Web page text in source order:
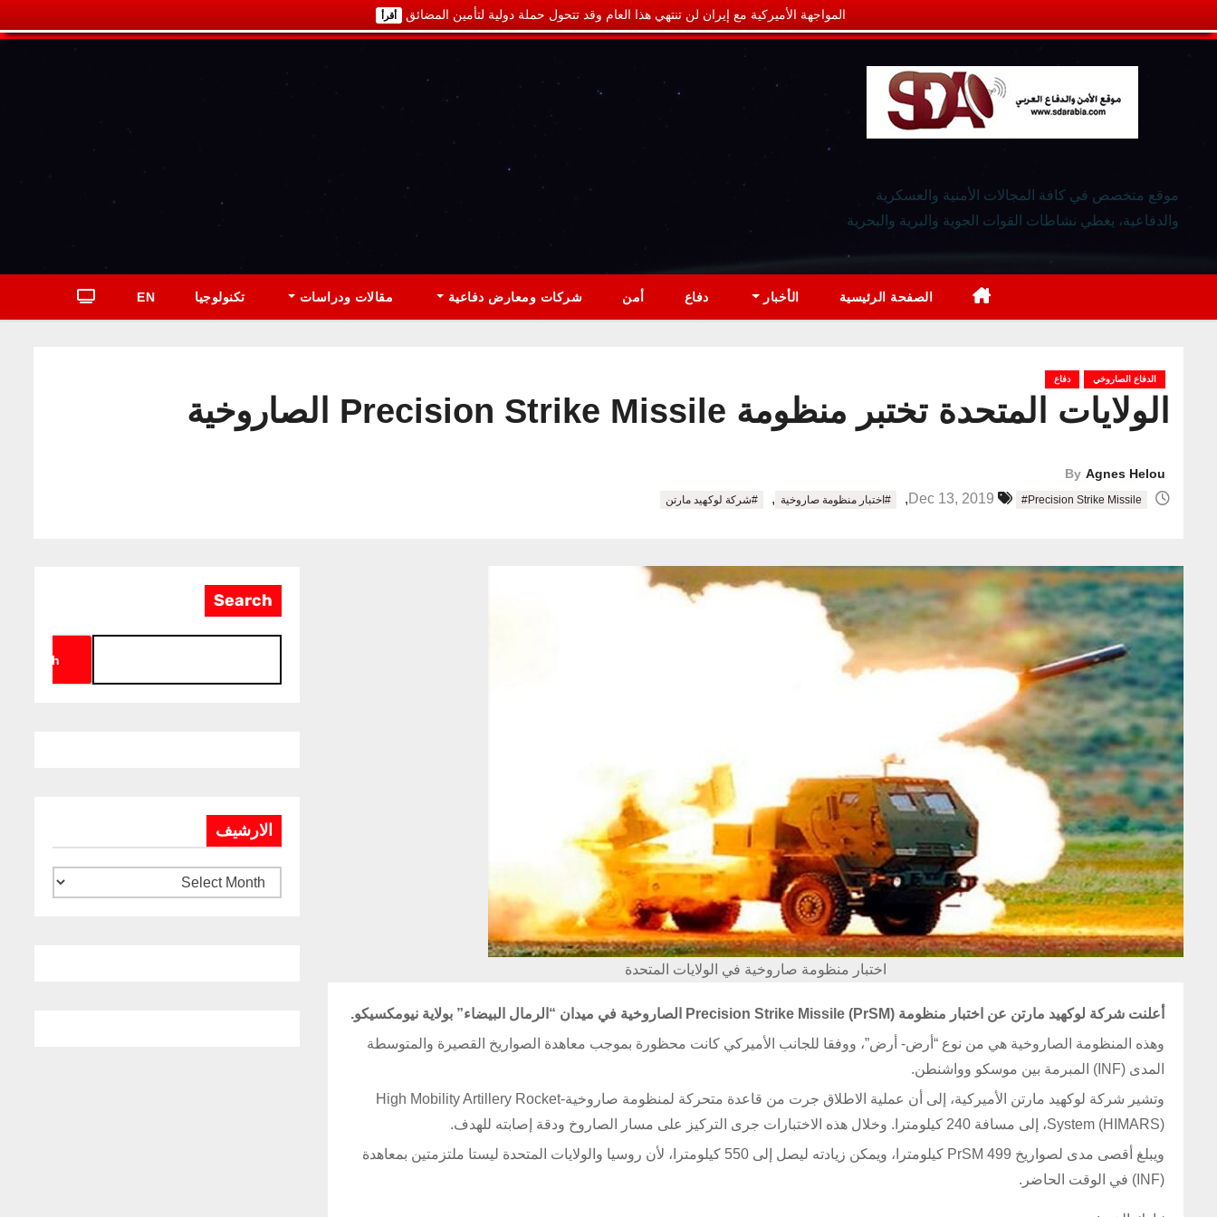
المواجهة الأميركية مع إيران لن تنتهي هذا العام وقد تتحول حملة دولية لتأمين المضائق أقرأ
موقع متخصص في كافة المجالات الأمنية والعسكرية
والدفاعية، يغطي نشاطات القوات الجوية والبرية والبحرية
الصفحة الرئيسية الأخبار دفاع أمن شركات ومعارض دفاعية مقالات ودراسات تكنولوجيا EN
الدفاع الصاروخي دفاع
الولايات المتحدة تختبر منظومة Precision Strike Missile الصاروخية
By Agnes Helou
#Precision Strike Missile
, #اختبار منظومة صاروخية , #شركة لوكهيد مارتن
اختبار منظومة صاروخية في الولايات المتحدة
أعلنت شركة لوكهيد مارتن عن اختبار منظومة Precision Strike Missile (PrSM) الصاروخية في ميدان “الرمال البيضاء” بولاية نيومكسيكو.
وهذه المنظومة الصاروخية هي من نوع “أرض- أرض”، ووفقا للجانب الأميركي كانت محظورة بموجب معاهدة الصواريخ القصيرة والمتوسطة
المدى (INF) المبرمة بين موسكو وواشنطن.
وتشير شركة لوكهيد مارتن الأميركية، إلى أن عملية الاطلاق جرت من قاعدة متحركة لمنظومة صاروخية-High Mobility Artillery Rocket
System (HIMARS)، إلى مسافة 240 كيلومترا. وخلال هذه الاختبارات جرى التركيز على مسار الصاروخ ودقة إصابته للهدف.
ويبلغ أقصى مدى لصواريخ PrSM 499 كيلومترا، ويمكن زيادته ليصل إلى 550 كيلومترا، لأن روسيا والولايات المتحدة ليستا ملتزمتين بمعاهدة
(INF) في الوقت الحاضر.
Search
Search
الارشيف